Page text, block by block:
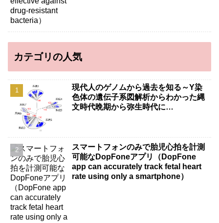
カテゴリの人気
現代人のゲノムから過去を知る～Y染
色体の遺伝子系図解析からわかった縄
文時代晩期から弥生時代に…
スマートフォンのみで胎児心拍を計測
可能なDopFoneアプリ（DopFone
app can accurately track fetal heart
rate using only a smartphone）